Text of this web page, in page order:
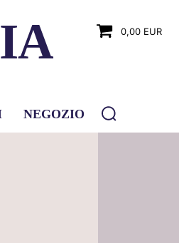
0,00 EUR
NEGOZIO